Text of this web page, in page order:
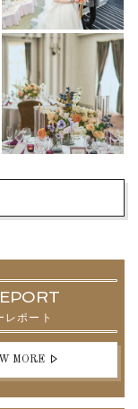
レポート
MORE